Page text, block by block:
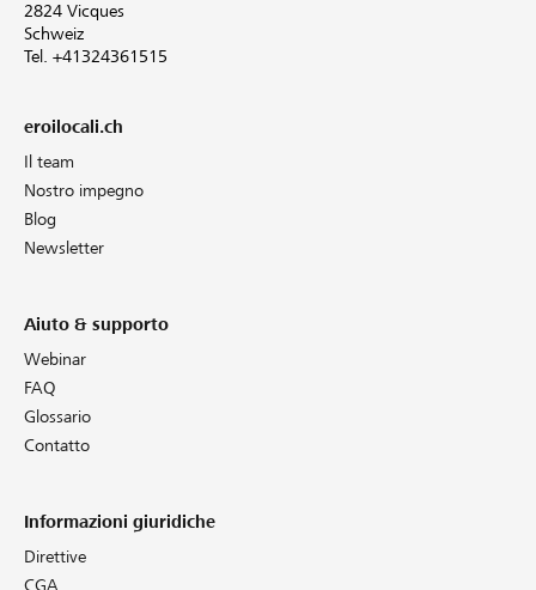
2824 Vicques
Schweiz
Tel. +41324361515
eroilocali.ch
Il team
Nostro impegno
Blog
Newsletter
Aiuto & supporto
Webinar
FAQ
Glossario
Contatto
Informazioni giuridiche
Direttive
CGA